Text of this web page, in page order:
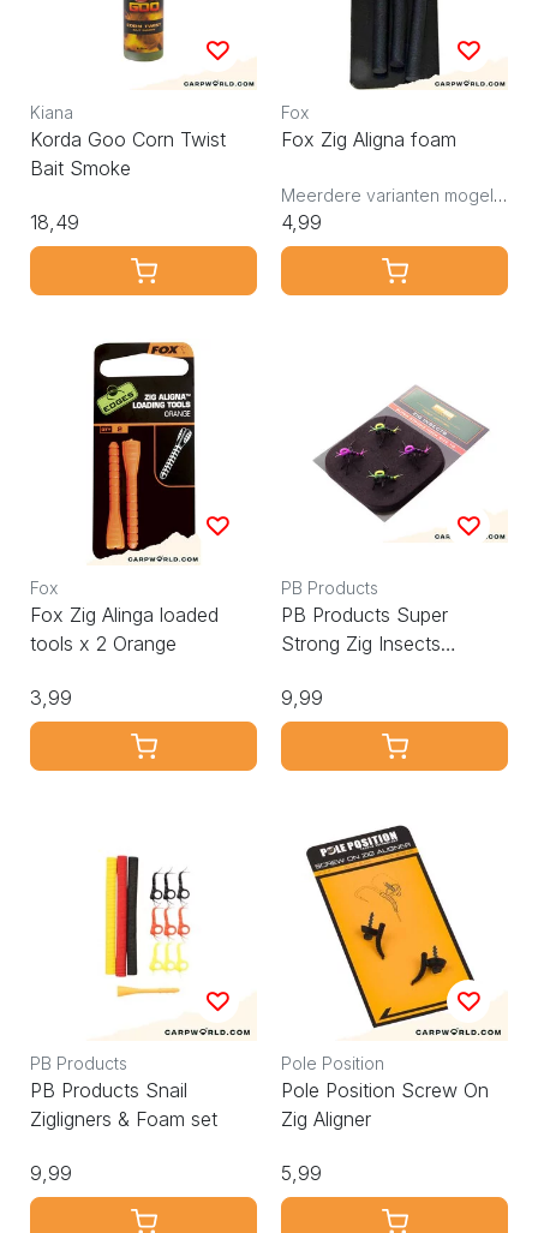
Kiana
Korda Goo Corn Twist
Bait Smoke
18,49
Fox
Fox Zig Aligna foam
Meerdere varianten mogelijk
4,99
Fox
Fox Zig Alinga loaded
tools x 2 Orange
3,99
PB Products
PB Products Super
Strong Zig Insects
9,99
PB Products
PB Products Snail
Zigligners & Foam set
9,99
Pole Position
Pole Position Screw On
Zig Aligner
5,99